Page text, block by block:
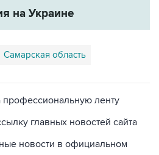
на Украине
Самарская область
профессиональную ленту
главных новостей сайта
новости в официальном